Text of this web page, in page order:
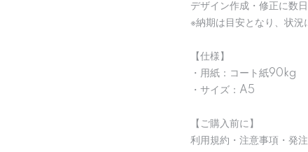
デザイン作成・修正に数
※納期は目安となり、状況
【仕様】
・用紙：コート紙90kg
・サイズ：A5
【ご購入前に】
利用規約・注意事項・発